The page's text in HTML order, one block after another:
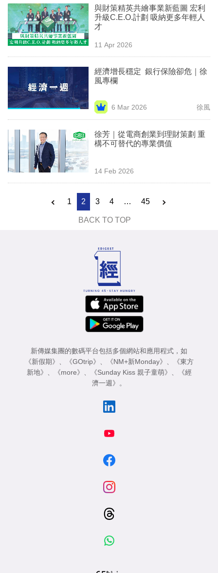
與財策精英共繪事業新藍圖 宏利
升級C.E.O.計劃 吸納更多年輕人
才
11 Apr 2026
經濟增長穩定 銀行保險卻危｜徐
風專欄
6 Mar 2026 徐風
徐芳｜從電商創業到理財策劃 重
構不可替代的專業價值
14 Feb 2026
1 2 3 4 … 45
BACK TO TOP
新傳媒集團的數碼平台包括多個網站和應用程式，如
《新假期》 、 《GOtrip》 、 《NM+新Monday》 、
《東方
新地》 、 《more》 、 《Sunday Kiss 親子童萌》 、
《經
濟一週》 。